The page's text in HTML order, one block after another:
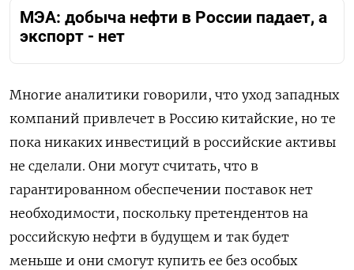
МЭА: добыча нефти в России падает, а
экспорт ‐ нет
Многие аналитики говорили, что уход западных
компаний привлечет в Россию китайские, но те
пока никаких инвестиций в российские активы
не сделали. Они могут считать, что в
гарантированном обеспечении поставок нет
необходимости, поскольку претендентов на
российскую нефти в будущем и так будет
меньше и они смогут купить ее без особых